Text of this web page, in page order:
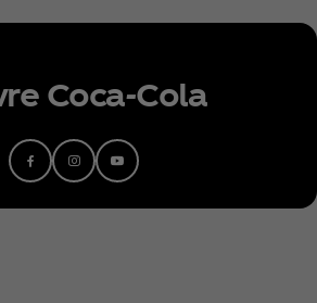
Coca‑Cola